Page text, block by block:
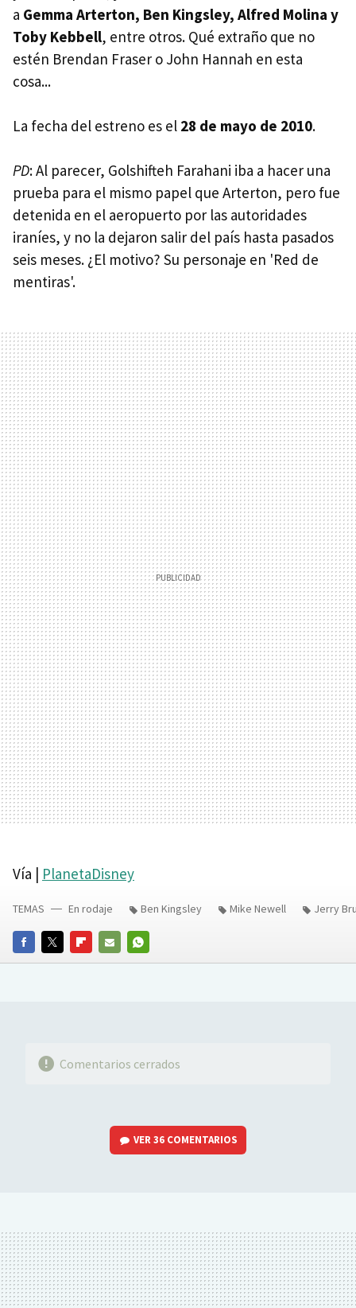
a Gemma Arterton, Ben Kingsley, Alfred Molina y
Toby Kebbell, entre otros. Qué extraño que no
estén Brendan Fraser o John Hannah en esta
cosa...
La fecha del estreno es el 28 de mayo de 2010.
PD: Al parecer, Golshifteh Farahani iba a hacer una
prueba para el mismo papel que Arterton, pero fue
detenida en el aeropuerto por las autoridades
iraníes, y no la dejaron salir del país hasta pasados
seis meses. ¿El motivo? Su personaje en 'Red de
mentiras'.
Vía | PlanetaDisney
FACEBOOKTWITTERFLIPBOARD
E-
WHATSAPP
TEMAS En rodaje Ben Kingsley Mike Newell Jerry
Comentarios cerrados
VER36 COMENTARIOS